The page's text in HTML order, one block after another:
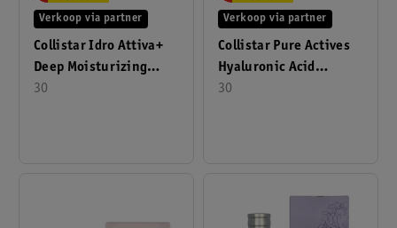
Collistar Idro Attiva+
Deep Moisturizing
Cream 30ml
30
Verkoop via partner
Collistar Pure Actives
Hyaluronic Acid
Moisturizing Lifting
30
Verkoop via partner